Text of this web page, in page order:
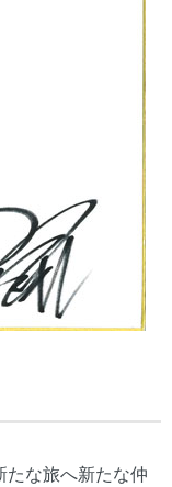
たな旅へ新たな仲